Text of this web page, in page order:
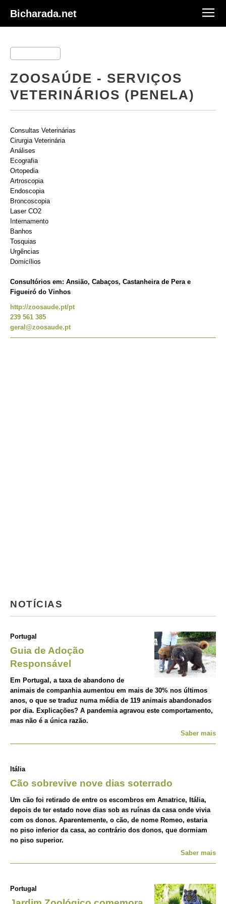
Bicharada.net
ZOOSAÚDE - SERVIÇOS
VETERINÁRIOS (PENELA)
Consultas Veterinárias
Cirurgia Veterinária
Análises
Ecografia
Ortopedia
Artroscopia
Endoscopia
Broncoscopia
Laser CO2
Internamento
Banhos
Tosquias
Urgências
Domicílios
Consultórios em: Ansião, Cabaços, Castanheira de Pera e
Figueiró do Vinhos
http://zoosaude.pt/pt
239 561 385
geral@zoosaude.pt
NOTÍCIAS
Portugal
Guia de Adoção
Responsável
Em Portugal, a taxa de abandono de
animais de companhia aumentou em mais de 30% nos últimos
anos, o que se traduz numa média de 119 animais abandonados
por dia. Explicações? A pandemia agravou este comportamento,
mas não é a única razão.
Saber mais
Itália
Cão sobrevive nove dias soterrado
Um cão foi retirado de entre os escombros em Amatrice, Itália,
depois de ter estado nove dias sob as ruínas da casa onde vivia
com os donos. Aparentemente, o cão, de nome Romeo, estaria
no piso inferior da casa, ao contrário dos donos, que dormiam
no piso superior.
Saber mais
Portugal